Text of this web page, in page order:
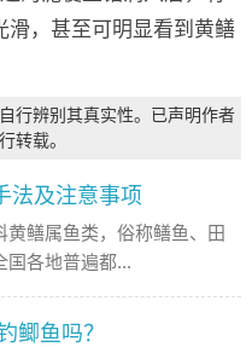
滑，甚至可明显看到黄鳝
行辨别其真实性。已声明作者
转载。
法及注意事项
黄鳝属鱼类，俗称鳝鱼、田
国各地普遍都...
鲫鱼吗？